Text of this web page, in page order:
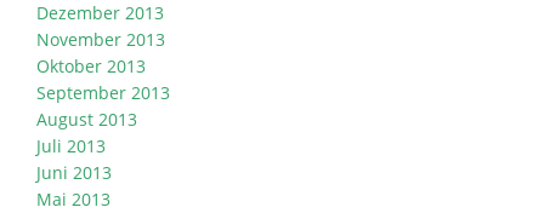
Dezember 2013
November 2013
Oktober 2013
September 2013
August 2013
Juli 2013
Juni 2013
Mai 2013